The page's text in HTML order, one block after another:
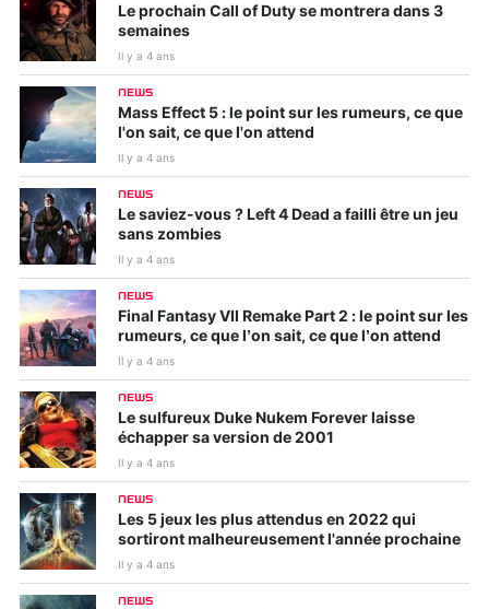
Le prochain Call of Duty se montrera dans 3
semaines
Il y a 4 ans
NEWS
Mass Effect 5 : le point sur les rumeurs, ce que
l'on sait, ce que l'on attend
Il y a 4 ans
NEWS
Le saviez-vous ? Left 4 Dead a failli être un jeu
sans zombies
Il y a 4 ans
NEWS
Final Fantasy VII Remake Part 2 : le point sur les
rumeurs, ce que l’on sait, ce que l’on attend
Il y a 4 ans
NEWS
Le sulfureux Duke Nukem Forever laisse
échapper sa version de 2001
Il y a 4 ans
NEWS
Les 5 jeux les plus attendus en 2022 qui
sortiront malheureusement l'année prochaine
Il y a 4 ans
NEWS